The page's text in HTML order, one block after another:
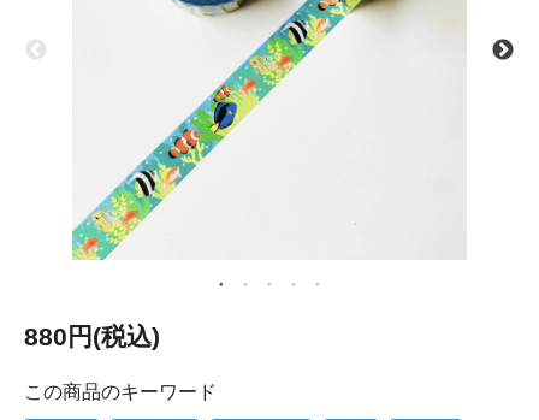
880円(税込)
この商品のキーワード